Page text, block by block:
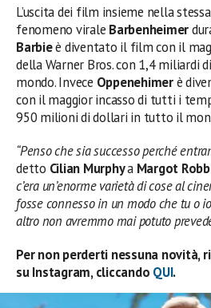
L’uscita dei film insieme nella
fenomeno virale Barbenheimer
Barbieè diventato il film con il
della Warner Bros. con 1,4 miliardi
mondo. Invece Oppenehimerè
con il maggior incasso di tutti i
950 milioni di dollari in tutto il
“Penso che sia successo perché
detto Cilian Murphya Margot
c’era un’enorme varietà di cose al
fosse connesso in un modo che tu o
altro non avremmo mai potuto
Per non perderti nessuna novità,
su Instagram, cliccando QUI.